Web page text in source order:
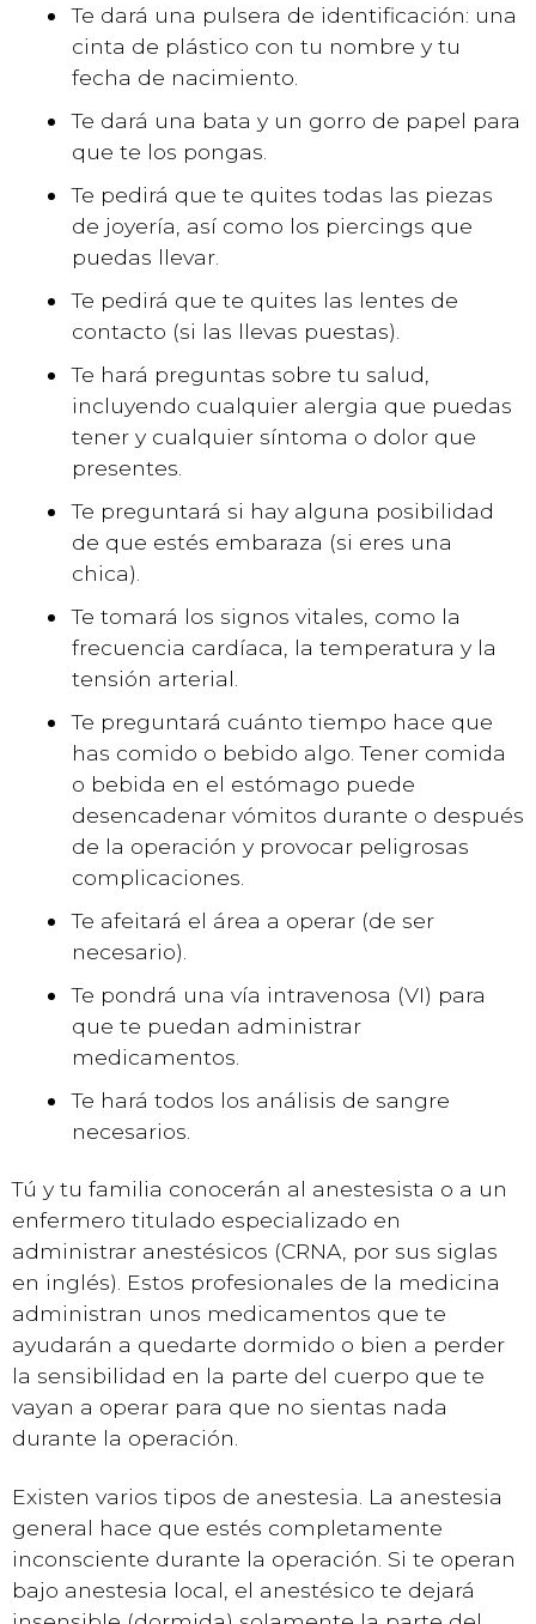
Te dará una pulsera de identificación: una
cinta de plástico con tu nombre y tu
fecha de nacimiento.
Te dará una bata y un gorro de papel para
que te los pongas.
Te pedirá que te quites todas las piezas
de joyería, así como los piercings que
puedas llevar.
Te pedirá que te quites las lentes de
contacto (si las llevas puestas).
Te hará preguntas sobre tu salud,
incluyendo cualquier alergia que puedas
tener y cualquier síntoma o dolor que
presentes.
Te preguntará si hay alguna posibilidad
de que estés embaraza (si eres una
chica).
Te tomará los signos vitales, como la
frecuencia cardíaca, la temperatura y la
tensión arterial.
Te preguntará cuánto tiempo hace que
has comido o bebido algo. Tener comida
o bebida en el estómago puede
desencadenar vómitos durante o después
de la operación y provocar peligrosas
complicaciones.
Te afeitará el área a operar (de ser
necesario).
Te pondrá una vía intravenosa (VI) para
que te puedan administrar
medicamentos.
Te hará todos los análisis de sangre
necesarios.
Tú y tu familia conocerán al anestesista o a un
enfermero titulado especializado en
administrar anestésicos (CRNA, por sus siglas
en inglés). Estos profesionales de la medicina
administran unos medicamentos que te
ayudarán a quedarte dormido o bien a perder
la sensibilidad en la parte del cuerpo que te
vayan a operar para que no sientas nada
durante la operación.
Existen varios tipos de anestesia. La anestesia
general hace que estés completamente
inconsciente durante la operación. Si te operan
bajo anestesia local, el anestésico te dejará